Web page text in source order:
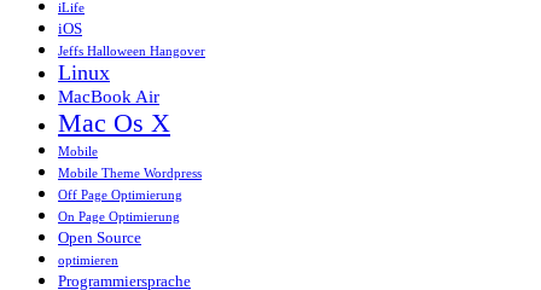
iLife
iOS
Jeffs Halloween Hangover
Linux
MacBook Air
Mac Os X
Mobile
Mobile Theme Wordpress
Off Page Optimierung
On Page Optimierung
Open Source
optimieren
Programmiersprache